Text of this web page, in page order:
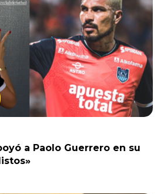
a Paolo Guerrero en su